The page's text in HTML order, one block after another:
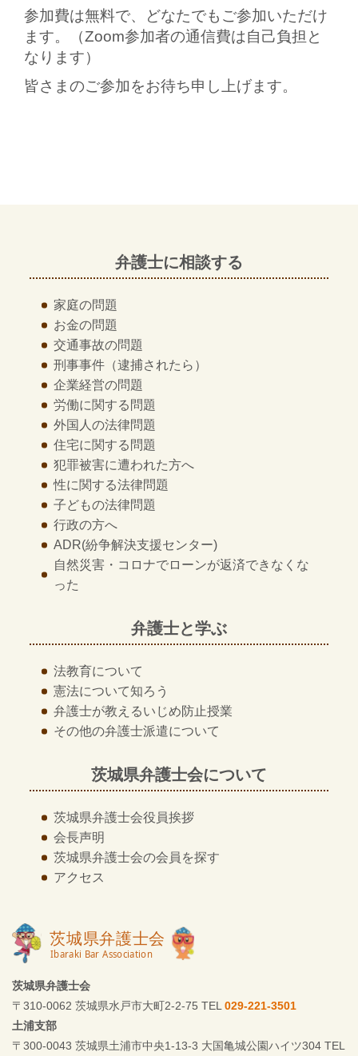
参加費は無料で、どなたでもご参加いただけ
ます。（Zoom参加者の通信費は自己負担と
なります）
皆さまのご参加をお待ち申し上げます。
弁護士に相談する
家庭の問題
お金の問題
交通事故の問題
刑事事件 （逮捕されたら）
企業経営の問題
労働に関する問題
外国人の法律問題
住宅に関する問題
犯罪被害に遭われた方へ
性に関する法律問題
子どもの法律問題
行政の方へ
ADR(紛争解決支援センター)
自然災害・コロナでローンが返済できなくな
った
弁護士と学ぶ
法教育について
憲法について知ろう
弁護士が教えるいじめ防止授業
その他の弁護士派遣について
茨城県弁護士会について
茨城県弁護士会役員挨拶
会長声明
茨城県弁護士会の会員を探す
アクセス
茨城県弁護士会
〒310-0062 茨城県水戸市大町2-2-75 TEL 029-221-3501
土浦支部
〒300-0043 茨城県土浦市中央1-13-3 大国亀城公園ハイツ304 TEL